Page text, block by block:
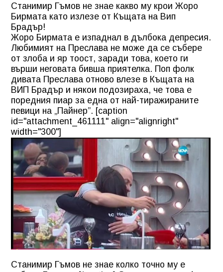
Станимир Гъмов не знае какво му крои Жоро
Бирмата като излезе от Къщата на Вип
Брадър!
Жоро Бирмата е изпаднал в дълбока депресия.
Любимият на Преслава не може да се събере
от злоба и яр тоост, заради това, което ги
върши неговата бивша приятелка. Поп фолк
дивата Преслава отново влезе в Къщата на
ВИП Брадър и някои подозираха, че това е
поредния пиар за една от най-тиражираните
певици на „Пайнер”. [caption
id="attachment_461111" align="alignright"
width="300"]
Станимир Гъмов не знае колко точно му е